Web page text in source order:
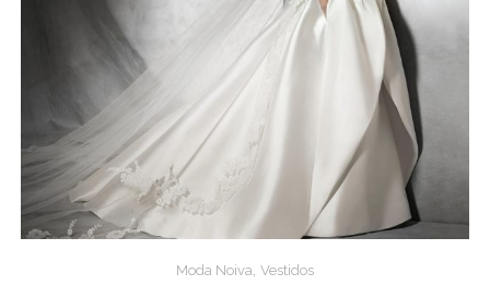
Moda Noiva, Vestidos